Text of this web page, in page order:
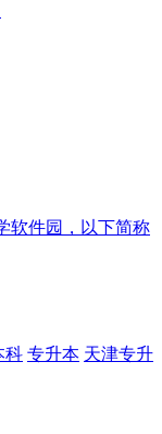
软件园，以下简称
科 专升本 天津专升